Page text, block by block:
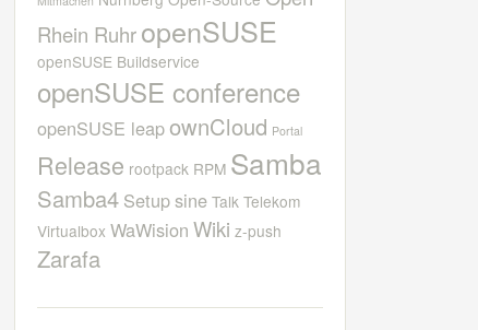
Rhein RuhropenSUSE
openSUSE Buildservice
openSUSE conference
openSUSE leap ownCloud Portal
Release rootpack RPM Samba
Samba4 Setupsine Talk Telekom
Virtualbox WaWision Wiki z-push
Zarafa